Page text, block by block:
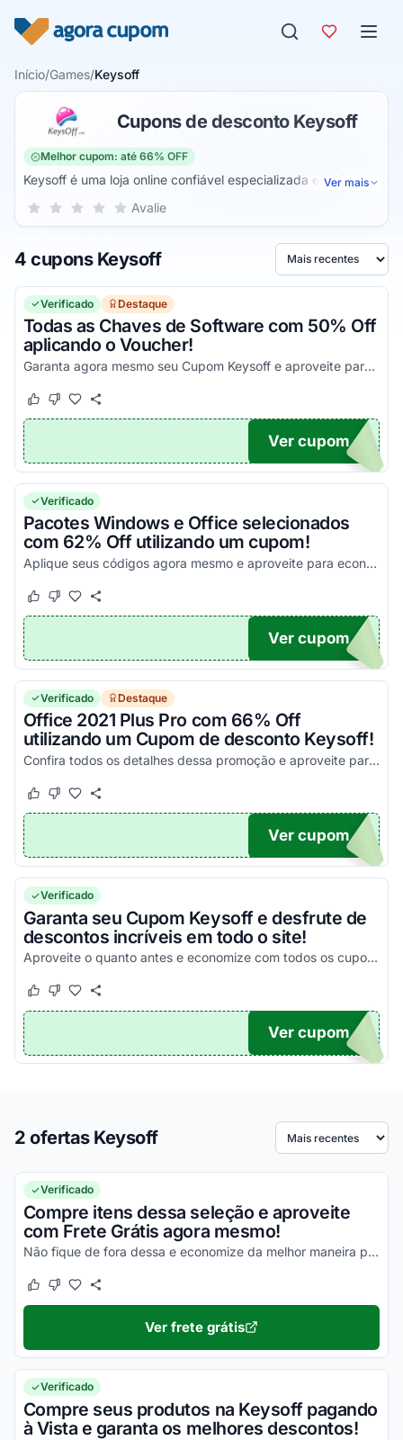
Início/Games/Keysoff
Cupons de desconto Keysoff
Melhor cupom: até 66% OFF
Keysoff é uma loja online confiável especializada em chaves
de jogos e programas para PC. Com uma variedade de
com a satisfação do cliente e suporte dedicado a tornam
uma escolha confiável para quem busca chaves de ativação
de qualidade.
Ver mais
Sua nota para Keysoff, de 1 a 5 estrelas
5 estrelas
4 estrelas
3 estrelas
2 estrelas
1 estrela Avalie
4 cupons Keysoff Ordenar por
Verificado Destaque
Todas as Chaves de Software com 50% Off
aplicando o Voucher!
Garanta agora mesmo seu Cupom Keysoff e aproveite para economizar!
Este cupom funcionou
Este cupom não funcionou
50
Ver cupom
Verificado
Pacotes Windows e Office selecionados
com 62% Off utilizando um cupom!
Aplique seus códigos agora mesmo e aproveite para economizar da melhor maneira possível!
Este cupom funcionou
Este cupom não funcionou
62
Ver cupom
Verificado Destaque
Office 2021 Plus Pro com 66% Off
utilizando um Cupom de desconto Keysoff!
Confira todos os detalhes dessa promoção e aproveite para economizar!
Este cupom funcionou
Este cupom não funcionou
66
Ver cupom
Verificado
Garanta seu Cupom Keysoff e desfrute de
descontos incríveis em todo o site!
Aproveite o quanto antes e economize com todos os cupons disponíveis somente aqui!
Este cupom funcionou
Este cupom não funcionou
TICO
Ver cupom
2 ofertas Keysoff Ordenar por
Verificado
Compre itens dessa seleção e aproveite
com Frete Grátis agora mesmo!
Não fique de fora dessa e economize da melhor maneira possível!
Este cupom funcionou
Este cupom não funcionou
Ver frete grátis
Verificado
Compre seus produtos na Keysoff pagando
à Vista e garanta os melhores descontos!